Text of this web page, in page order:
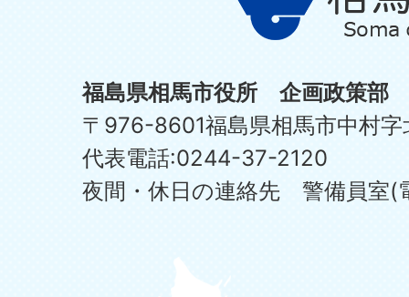
福島県相馬市役所 企画政策部
〒976-8601福島県相馬市中村
代表電話:0244-37-2120
夜間・休日の連絡先 警備員室